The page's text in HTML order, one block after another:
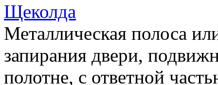
Щеколда
Металлическая полоса
запирания двери,
полотне, с ответной